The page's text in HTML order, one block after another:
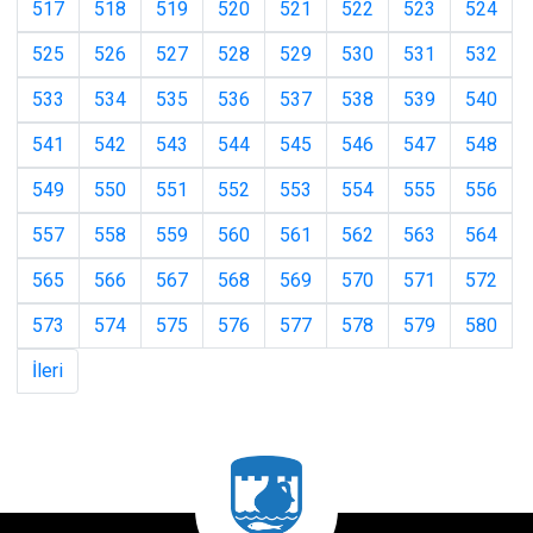
517 518 519 520 521 522 523
524
525
526 527 528 529 530 531
532
533
534 535 536 537 538 539
540
541
542 543 544 545 546 547
548
549
550 551 552 553 554 555
556
557
558 559 560 561 562 563
564
565
566 567 568 569 570 571
572
573
574 575 576 577 578 579
580
İleri